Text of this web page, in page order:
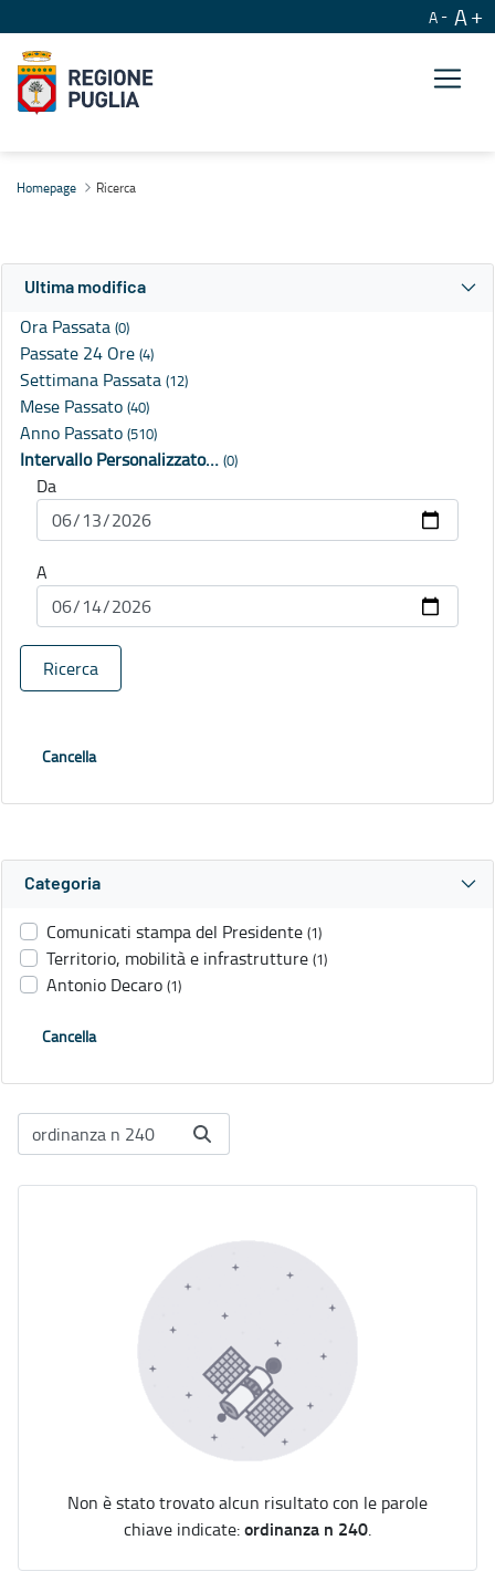
A A
Homepage Ricerca
Ultima modifica
Ora Passata (0)
Passate 24 Ore (4)
Settimana Passata (12)
Mese Passato (40)
Anno Passato (510)
Intervallo Personalizzato… (0)
Da
A
Ricerca
Cancella
Categoria
Comunicati stampa del Presidente (1)
Territorio, mobilità e infrastrutture (1)
Antonio Decaro (1)
Cancella
Non è stato trovato alcun risultato con le parole
chiave indicate:ordinanza n 240.